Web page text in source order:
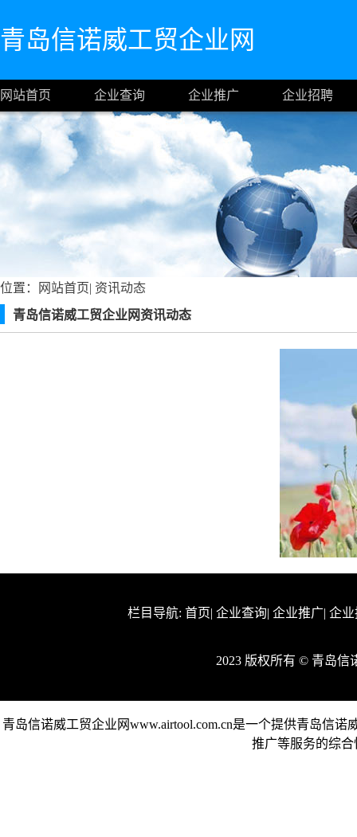
青岛信诺威工贸企业网
网站首页 企业查询 企业推广 企业招聘
位置： 网站首页| 资讯动态
青岛信诺威工贸企业网资讯动态
栏目导航: 首页| 企业查询| 企业推广| 企
2023 版权所有 © 青岛
青岛信诺威工贸企业网www.airtool.com.cn是一个提供青岛信
推广等服务的综